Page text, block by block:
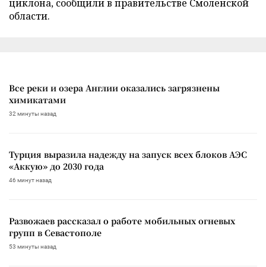
циклона, сообщили в правительстве Смоленской
области.
Все реки и озера Англии оказались загрязнены
химикатами
32 минуты назад
Турция выразила надежду на запуск всех блоков АЭС
«Аккую» до 2030 года
46 минут назад
Развожаев рассказал о работе мобильных огневых
групп в Севастополе
53 минуты назад